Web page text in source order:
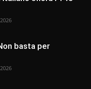
basta per